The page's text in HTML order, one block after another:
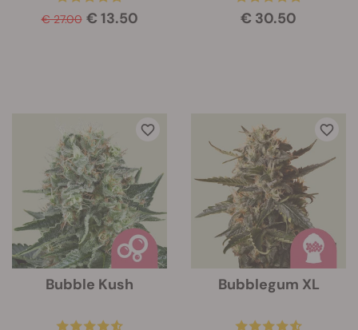
€ 27.00 € 13.50 € 30.50
Bubble Kush Bubblegum XL